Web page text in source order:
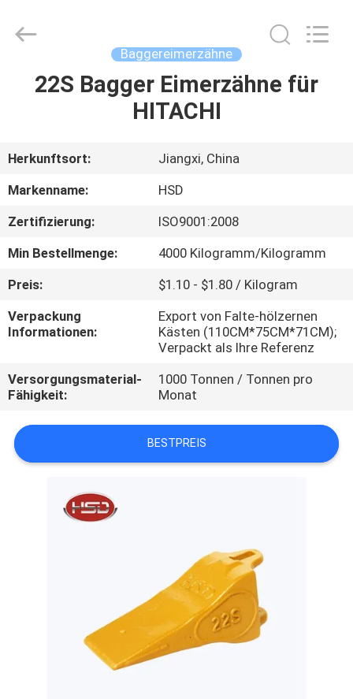
HAUS
ÜBER
UNS
FABRIK-
AUSFLUG
QUALITÄTSKONTROLLE
TRETEN
MIT
UNS
VERBINDUNG
Parts
Co.,Ltd.
Baggereimerzähne
22S Bagger Eimerzähne für
HITACHI
Herkunftsort:
Jiangxi, China
Markenname:
HSD
Zertifizierung:
ISO9001:2008
Min Bestellmenge:
4000 Kilogramm/Kilogramm
Preis:
$1.10 - $1.80 / Kilogram
Verpackung
Informationen:
Export von Falte-hölzernen
Kästen (110CM*75CM*71CM);
Verpackt als Ihre Referenz
Versorgungsmaterial-
Fähigkeit:
1000 Tonnen / Tonnen pro
Monat
BESTPREIS